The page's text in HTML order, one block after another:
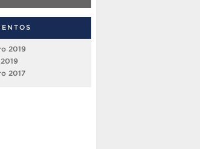
2019
2017